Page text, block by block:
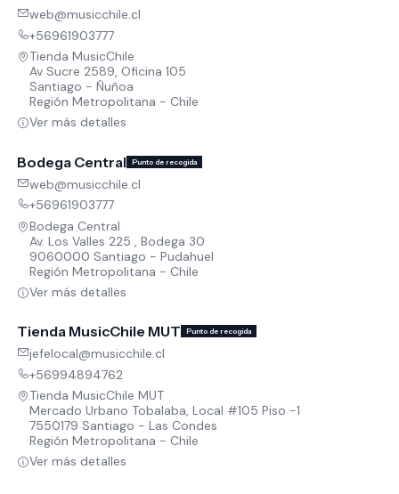
web@musicchile.cl
+56961903777
Tienda MusicChile
Av Sucre 2589, Oficina 105
Santiago - Ñuñoa
Región Metropolitana - Chile
Ver más detalles
Bodega Central Punto de recogida
web@musicchile.cl
+56961903777
Bodega Central
Av. Los Valles 225 , Bodega 30
9060000 Santiago - Pudahuel
Región Metropolitana - Chile
Ver más detalles
Tienda MusicChile MUT Punto de recogida
jefelocal@musicchile.cl
+56994894762
Tienda MusicChile MUT
Mercado Urbano Tobalaba, Local #105 Piso -1
7550179 Santiago - Las Condes
Región Metropolitana - Chile
Ver más detalles